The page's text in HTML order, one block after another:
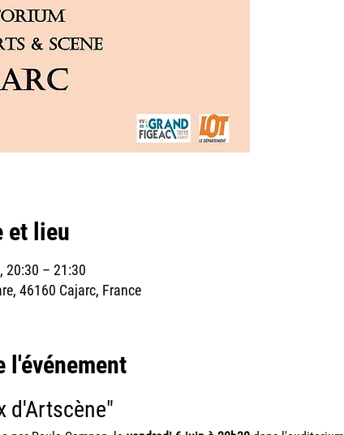
et lieu
20:30 – 21:30
46160 Cajarc, France
l'événement
d'Artscène"